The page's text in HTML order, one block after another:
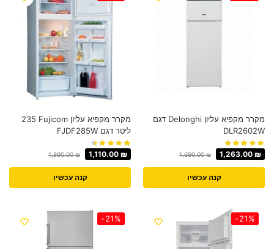
מקרר מקפיא עליון Delonghi דגם
DLR2602W
1,690.00₪ 1,263.00 ₪
קנה עכשיו
מקרר מקפיא עליון Fujicom ‏235
‏ליטר דגם FJDF285W
1,890.00₪ 1,110.00 ₪
קנה עכשיו
-21%
-21%